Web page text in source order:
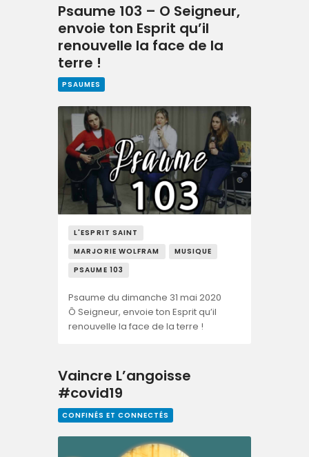
Psaume 103 – O Seigneur,
envoie ton Esprit qu’il
renouvelle la face de la
terre !
PSAUMES
L'ESPRIT SAINT
MARJORIE WOLFRAM
MUSIQUE
PSAUME 103
Psaume du dimanche 31 mai 2020
Ô Seigneur, envoie ton Esprit qu’il
renouvelle la face de la terre !
Vaincre L’angoisse
#covid19
CONFINÉS ET CONNECTÉS